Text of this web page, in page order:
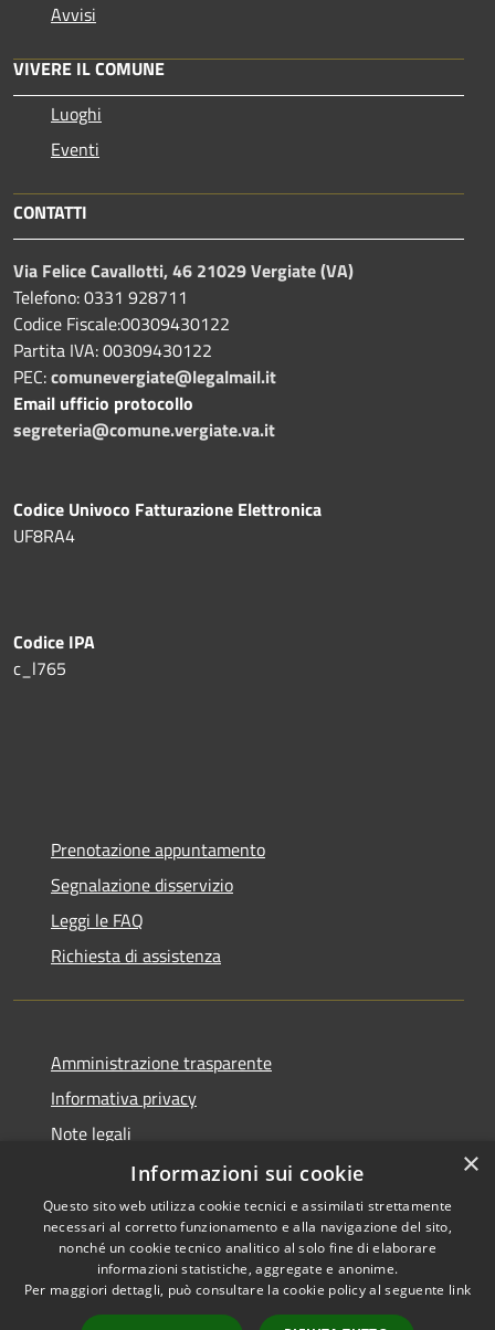
Avvisi
VIVERE IL COMUNE
Luoghi
Eventi
CONTATTI
Via Felice Cavallotti, 46 21029 Vergiate (VA)
Telefono: 0331 928711
Codice Fiscale:00309430122
Partita IVA: 00309430122
PEC:comunevergiate@legalmail.it
Email ufficio protocollo
segreteria@comune.vergiate.va.it
Codice Univoco Fatturazione Elettronica
UF8RA4
Codice IPA
c_l765
Prenotazione appuntamento
Segnalazione disservizio
Leggi le FAQ
Richiesta di assistenza
Amministrazione trasparente
Informativa privacy
Note legali
Dichiarazione di accessibilità
RSS
Accessibilità
Copyright © 2026 • Comune di
Vergiate • Powered by
×
Informazioni sui cookie
Questo sito web utilizza cookie tecnici e assimilati strettamente
necessari al corretto funzionamento e alla navigazione del sito,
nonché un cookie tecnico analitico al solo fine di elaborare
informazioni statistiche, aggregate e anonime.
Per maggiori dettagli, può consultare la cookie policy al seguente link